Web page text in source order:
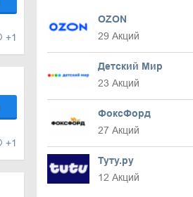
+1
+1
OZON
29 Акций
Детский Мир
23 Акций
ФоксФорд
27 Акций
Туту.ру
12 Акций